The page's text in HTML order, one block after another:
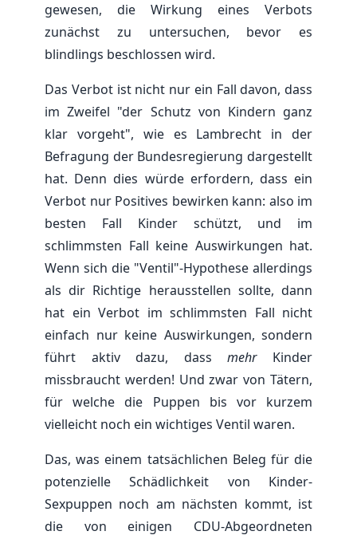
gewesen, die Wirkung eines Verbots
zunächst zu untersuchen, bevor es
blindlings beschlossen wird.
Das Verbot ist nicht nur ein Fall davon, dass
im Zweifel "der Schutz von Kindern ganz
klar vorgeht", wie es Lambrecht in der
Befragung der Bundesregierung dargestellt
hat. Denn dies würde erfordern, dass ein
Verbot nur Positives bewirken kann: also im
besten Fall Kinder schützt, und im
schlimmsten Fall keine Auswirkungen hat.
Wenn sich die "Ventil"-Hypothese allerdings
als dir Richtige herausstellen sollte, dann
hat ein Verbot im schlimmsten Fall nicht
einfach nur keine Auswirkungen, sondern
führt aktiv dazu, dassmehrKinder
missbraucht werden! Und zwar von Tätern,
für welche die Puppen bis vor kurzem
vielleicht noch ein wichtiges Ventil waren.
Das, was einem tatsächlichen Beleg für die
potenzielle Schädlichkeit von Kinder-
Sexpuppen noch am nächsten kommt, ist
die von einigen CDU-Abgeordneten